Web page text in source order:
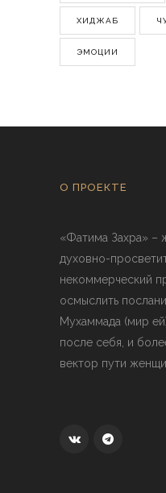
ХИДЖАБ
ЭМОЦИИ
О ПРОЕКТЕ
«Фатима Захра» –
духовно-
некоммерческий
осмыслить
Мухаммада (мир
после себя, и
вектор пути